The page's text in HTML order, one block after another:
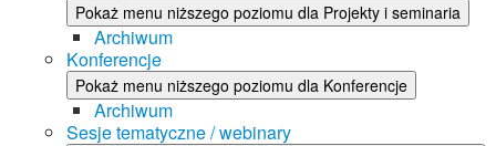
Pokaż menu niższego poziomu dla Projekty i seminaria
Archiwum
Konferencje
Pokaż menu niższego poziomu dla Konferencje
Archiwum
Sesje tematyczne / webinary